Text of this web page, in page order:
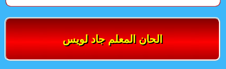
الحان المعلم جاد لويس